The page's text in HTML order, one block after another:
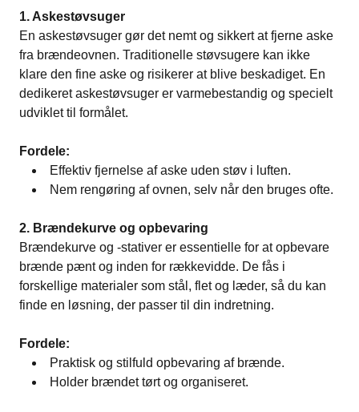
1. Askestøvsuger
En askestøvsuger gør det nemt og sikkert at fjerne aske
fra brændeovnen. Traditionelle støvsugere kan ikke
klare den fine aske og risikerer at blive beskadiget. En
dedikeret askestøvsuger er varmebestandig og specielt
udviklet til formålet.
Fordele:
Effektiv fjernelse af aske uden støv i luften.
Nem rengøring af ovnen, selv når den bruges ofte.
2. Brændekurve og opbevaring
Brændekurve og -stativer er essentielle for at opbevare
brænde pænt og inden for rækkevidde. De fås i
forskellige materialer som stål, flet og læder, så du kan
finde en løsning, der passer til din indretning.
Fordele:
Praktisk og stilfuld opbevaring af brænde.
Holder brændet tørt og organiseret.